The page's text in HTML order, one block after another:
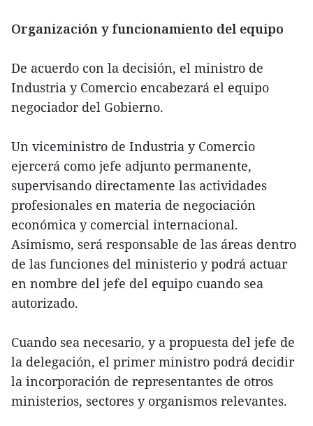
Organización y funcionamiento del equipo
De acuerdo con la decisión, el ministro de
Industria y Comercio encabezará el equipo
negociador del Gobierno.
Un viceministro de Industria y Comercio
ejercerá como jefe adjunto permanente,
supervisando directamente las actividades
profesionales en materia de negociación
económica y comercial internacional.
Asimismo, será responsable de las áreas dentro
de las funciones del ministerio y podrá actuar
en nombre del jefe del equipo cuando sea
autorizado.
Cuando sea necesario, y a propuesta del jefe de
la delegación, el primer ministro podrá decidir
la incorporación de representantes de otros
ministerios, sectores y organismos relevantes.